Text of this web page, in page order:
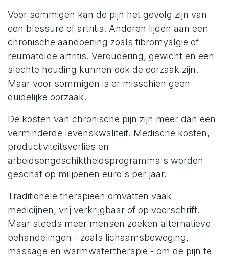
Voor sommigen kan de pijn het gevolg zijn van
een blessure of artritis. Anderen lijden aan een
chronische aandoening zoals fibromyalgie of
reumatoïde artritis. Veroudering, gewicht en een
slechte houding kunnen ook de oorzaak zijn.
Maar voor sommigen is er misschien geen
duidelijke oorzaak.
De kosten van chronische pijn zijn meer dan een
verminderde levenskwaliteit. Medische kosten,
productiviteitsverlies en
arbeidsongeschiktheidsprogramma's worden
geschat op miljoenen euro's per jaar.
Traditionele therapieën omvatten vaak
medicijnen, vrij verkrijgbaar of op voorschrift.
Maar steeds meer mensen zoeken alternatieve
behandelingen - zoals lichaamsbeweging,
massage en warmwatertherapie - om de pijn te